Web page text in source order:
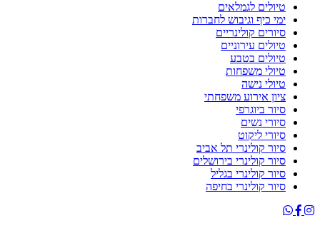
טיולים לגמלאים
ימי כיף וגיבוש לחברות
סיורים קולינריים
טיולים עירוניים
טיולים בטבע
טיולי משפחות
טיולי נישה
ציון אירוע משפחתי
סיור ביוגרפי
סיורי נשים
סיורי ליקוט
סיור קולינרי תל אביב
סיור קולינרי בירושלים
סיור קולינרי בגליל
סיור קולינרי בחיפה